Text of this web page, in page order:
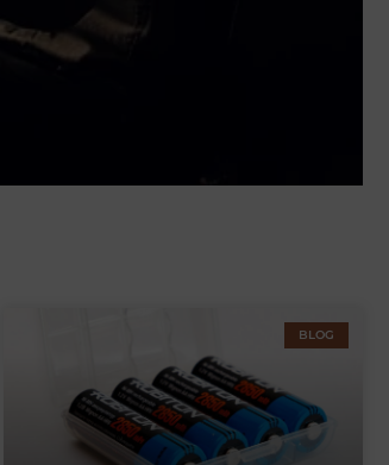
BLOG